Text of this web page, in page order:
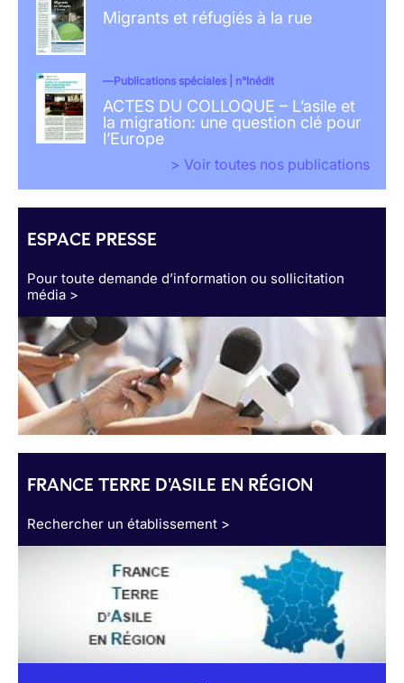
Migrants et réfugiés à la rue
Publications spéciales | n°Inédit
ACTES DU COLLOQUE – L’asile et
la migration: une question clé pour
l’Europe
> Voir toutes nos publications
ESPACE PRESSE
Pour toute demande d’information ou sollicitation
média >
FRANCE TERRE D'ASILE EN RÉGION
Rechercher un établissement >